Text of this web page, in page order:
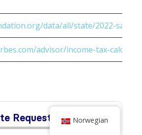
data/all/state/2022-sales-
advisor/income-tax-
Norwegian